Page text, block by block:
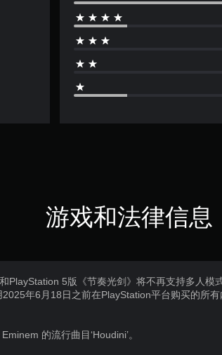
游戏和法律信息
PlayStation 5版《节奏光剑》将不再支持多人模式
年6月18日之前在PlayStation平台购买的所
的流行曲目‘Houdini’。